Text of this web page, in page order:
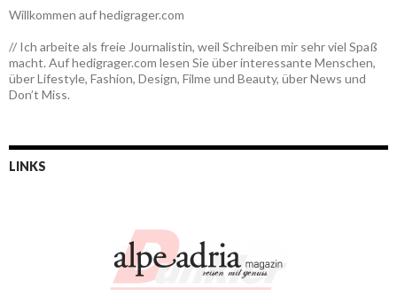
Willkommen auf hedigrager.com
// Ich arbeite als freie Journalistin, weil Schreiben mir sehr viel Spaß
macht. Auf hedigrager.com lesen Sie über interessante Menschen,
über Lifestyle, Fashion, Design, Filme und Beauty, über News und
Don’t Miss.
LINKS